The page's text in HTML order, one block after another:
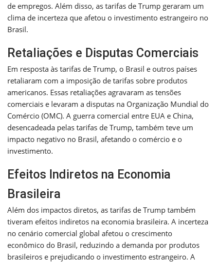
de empregos. Além disso, as tarifas de Trump geraram um
clima de incerteza que afetou o investimento estrangeiro no
Brasil.
Retaliações e Disputas Comerciais
Em resposta às tarifas de Trump, o Brasil e outros países
retaliaram com a imposição de tarifas sobre produtos
americanos. Essas retaliações agravaram as tensões
comerciais e levaram a disputas na Organização Mundial do
Comércio (OMC). A guerra comercial entre EUA e China,
desencadeada pelas tarifas de Trump, também teve um
impacto negativo no Brasil, afetando o comércio e o
investimento.
Efeitos Indiretos na Economia
Brasileira
Além dos impactos diretos, as tarifas de Trump também
tiveram efeitos indiretos na economia brasileira. A incerteza
no cenário comercial global afetou o crescimento
econômico do Brasil, reduzindo a demanda por produtos
brasileiros e prejudicando o investimento estrangeiro. A